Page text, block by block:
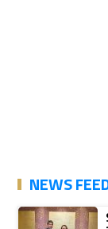
NEWS